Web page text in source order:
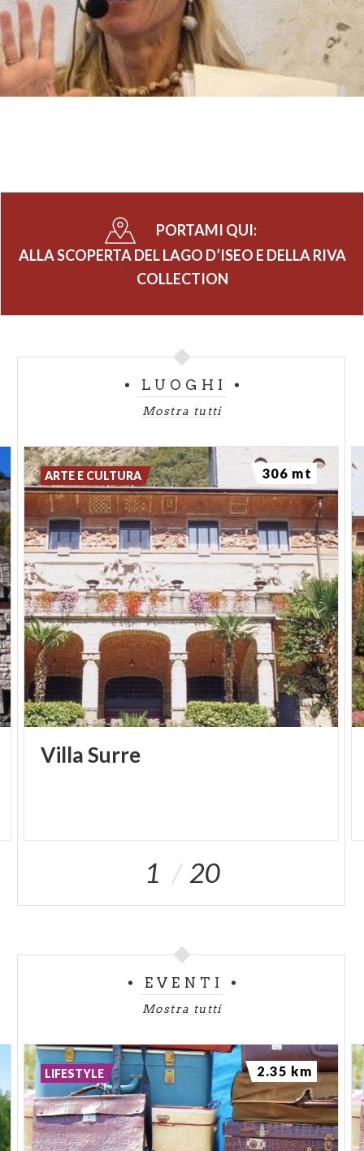
PORTAMI QUI:
ALLA SCOPERTA DEL LAGO D’ISEO E DELLA RIVA
COLLECTION
LUOGHI
Mostra tutti
VillaSurre
ARTE E CULTURA 306 mt
1 20
EVENTI
Mostra tutti
LIFESTYLE 2.35 km